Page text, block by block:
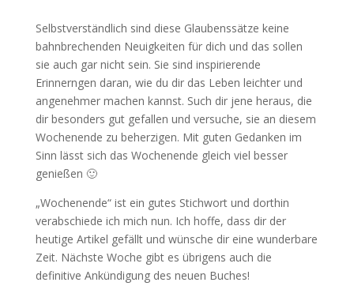
Selbstverständlich sind diese Glaubenssätze keine
bahnbrechenden Neuigkeiten für dich und das sollen
sie auch gar nicht sein. Sie sind inspirierende
Erinnerngen daran, wie du dir das Leben leichter und
angenehmer machen kannst. Such dir jene heraus, die
dir besonders gut gefallen und versuche, sie an diesem
Wochenende zu beherzigen. Mit guten Gedanken im
Sinn lässt sich das Wochenende gleich viel besser
genießen 🙂
„Wochenende“ ist ein gutes Stichwort und dorthin
verabschiede ich mich nun. Ich hoffe, dass dir der
heutige Artikel gefällt und wünsche dir eine wunderbare
Zeit. Nächste Woche gibt es übrigens auch die
definitive Ankündigung des neuen Buches!